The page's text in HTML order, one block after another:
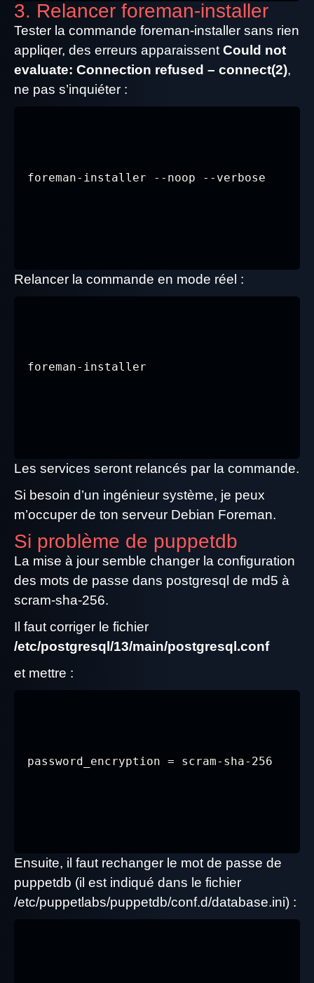
3. Relancer foreman-installer
Tester la commande foreman-installer sans rien
appliqer, des erreurs apparaissent Could not
evaluate: Connection refused – connect(2),
ne pas s’inquiéter :
Relancer la commande en mode réel :
Les services seront relancés par la commande.
Si besoin d’un ingénieur système, je peux
m’occuper de ton serveur Debian Foreman.
Si problème de puppetdb
La mise à jour semble changer la configuration
des mots de passe dans postgresql de md5 à
scram-sha-256.
Il faut corriger le fichier
/etc/postgresql/13/main/postgresql.conf
et mettre :
password_encryption = scram-sha-256
Ensuite, il faut rechanger le mot de passe de
puppetdb (il est indiqué dans le fichier
/etc/puppetlabs/puppetdb/conf.d/database.ini) :